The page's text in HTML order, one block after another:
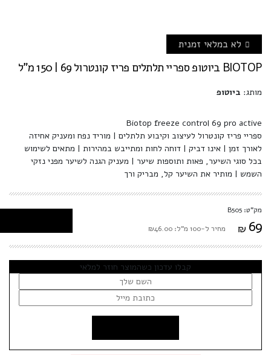
לא במלאי זמנית
BIOTOP ביוטופ ספריי תלתלים פריז קונטרול 69 | 150 מ"ל
מותג: ביוטופ
Biotop freeze control 69 pro active
ספריי פריז קונטרול לעיצוב וקיבוע תלתלים | מוריד נפח ומעניק אחיזה
לאורך זמן | אינו דביק | דוחה לחות ומתייבש במהירות | מתאים לשימוש
בכל סוגי השיער, פאות ותוספות שיער | מעניק הגנה לשיער מפני נזקי
השמש | מותיר את השיער קל, מבריק ורך
מק"ט: B505
₪ 69 מחיר ל-100 מ"ל: ₪46.00
קבלו עדכון כשהמוצר חוזר למלאי